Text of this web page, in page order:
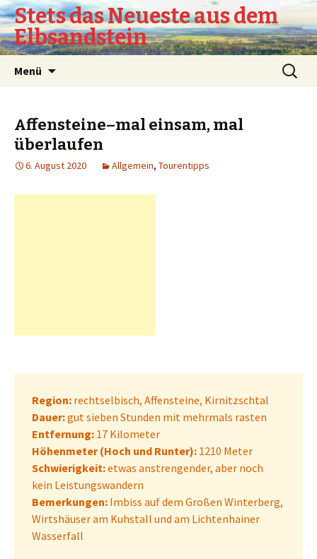
Stets das Neueste aus dem
Elbsandstein
Menü
Suchen
nach:
Affensteine–mal einsam, mal
überlaufen
6. August 2020 Allgemein, Tourentipps
Region: rechtselbisch, Affensteine, Kirnitzschtal
Dauer:gut sieben Stunden mit mehrmals rasten
Entfernung: 17 Kilometer
Höhenmeter (Hoch und Runter): 1210 Meter
Schwierigkeit:etwas anstrengender, aber noch
kein Leistungswandern
Bemerkungen: Imbiss auf dem Großen Winterberg,
Wirtshäuser am Kuhstall und am Lichtenhainer
Wasserfall